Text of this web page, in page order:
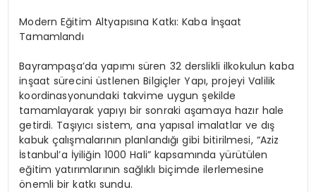
Modern Eğitim Altyapısına Katkı: Kaba İnşaat
Tamamlandı
Bayrampaşa’da yapımı süren 32 derslikli ilkokulun kaba
inşaat sürecini üstlenen Bilgiçler Yapı, projeyi Valilik
koordinasyonundaki takvime uygun şekilde
tamamlayarak yapıyı bir sonraki aşamaya hazır hale
getirdi. Taşıyıcı sistem, ana yapısal imalatlar ve dış
kabuk çalışmalarının planlandığı gibi bitirilmesi, “Aziz
İstanbul’a İyiliğin 1000 Hali” kapsamında yürütülen
eğitim yatırımlarının sağlıklı biçimde ilerlemesine
önemli bir katkı sundu.